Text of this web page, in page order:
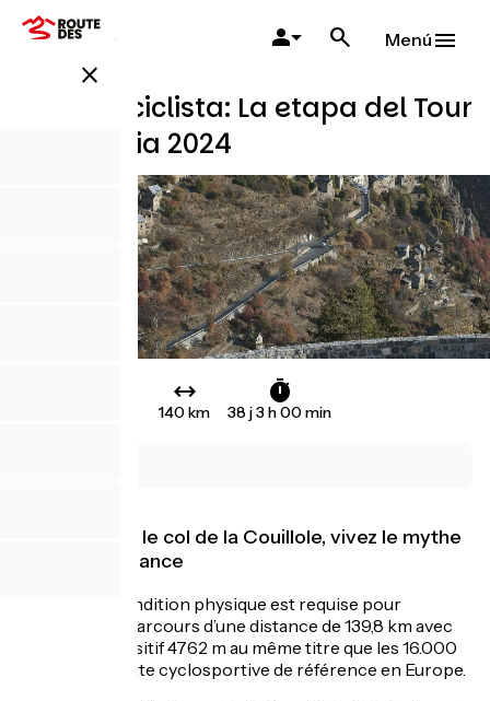
Pasar
close
Menú
Circuito ciclista: La etapa del Tour
de Francia 2024
140 km 38 j 3 h 00 min
Entre Nice et le col de la Couillole, vivez le mythe
du Tour de France
Une bonne condition physique est requise pour
accomplir ce parcours d’une distance de 139,8 km avec
un dénivelé positif 4762 m au même titre que les 16.000
partants de cette cyclosportive de référence en Europe.